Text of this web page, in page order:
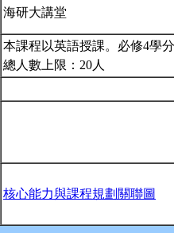
海研大講堂
本課程以英語授課。必修4學
總人數上限：20人
核心能力與課程規劃關聯圖